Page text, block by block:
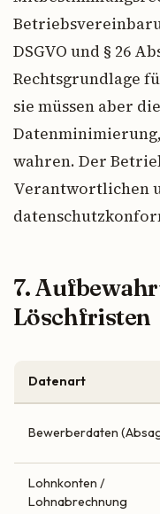
DSGVO und § 26
Rechtsgrundlage
sie müssen aber
wahren. Der
Verantwortlichen
7.
Löschfristen
Datenart
Bewerberdaten
Lohnkonten /
Lohnabrechnung